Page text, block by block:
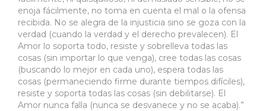
enoja fácilmente, no toma en cuenta el mal o la ofensa
recibida. No se alegra de la injusticia sino se goza con la
verdad (cuando la verdad y el derecho prevalecen). El
Amor lo soporta todo, resiste y sobrelleva todas las
cosas (sin importar lo que venga), cree todas las cosas
(buscando lo mejor en cada uno), espera todas las
cosas (permaneciendo firme durante tiempos difíciles),
resiste y soporta todas las cosas (sin debilitarse). El
Amor nunca falla (nunca se desvanece y no se acaba).”